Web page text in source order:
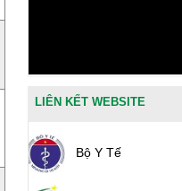
LIÊN KẾT WEBSITE
Bộ Y Tế